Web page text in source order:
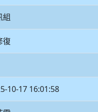
組
復
10-17 16:01:58